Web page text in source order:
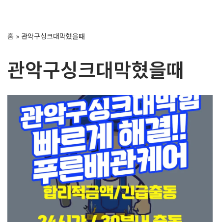
텐
로
건
너
홈 » 관악구싱크대막혔을때
관악구싱크대막혔을때